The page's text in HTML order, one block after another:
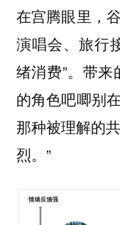
在宫腾眼里，
演唱会、旅行
绪消费”。带来
的角色吧唧别
那种被理解的
烈。”